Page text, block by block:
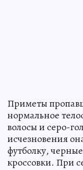
Приметы
нормальное
волосы и серо-
исчезновения
футболку,
кроссовки. При